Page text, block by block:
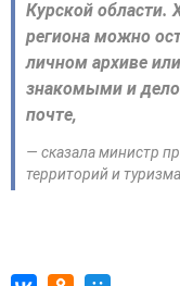
Курской области.
региона можно
личном архиве
знакомыми и
почте,
— сказала министр
территорий и